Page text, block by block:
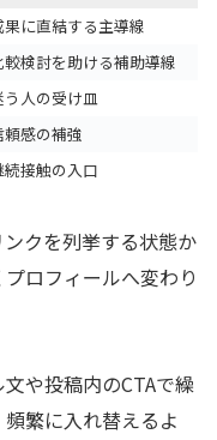
果に直結する主導線
較検討を助ける補助導線
う人の受け皿
頼感の補強
続接触の入口
クを列挙する状態か
ロフィールへ変わり
や投稿内のCTAで繰
繁に入れ替えるよ